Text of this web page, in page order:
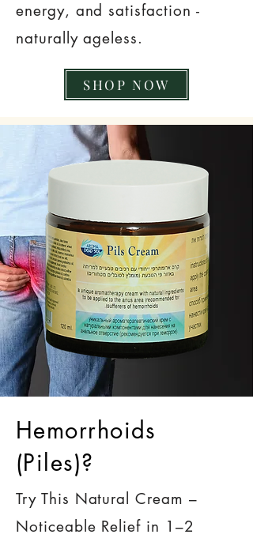
energy, and satisfaction -
naturally ageless.
SHOP NOW
Hemorrhoids
(Piles)?
Try This Natural Cream –
Noticeable Relief in 1–2